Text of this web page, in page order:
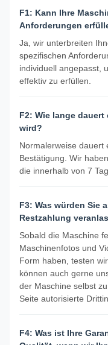
F1: Kann Ihre
Anforderungen
Ja, wir unterbreiten
spezifischen
individuell angepasst,
effektiv zu erfüllen.
F2: Wie lange
wird?
Normalerweise dauert
Bestätigung. Wir
die innerhalb von 7
F3: Was würden Sie
Restzahlung
Sobald die Maschine
Maschinenfotos und
Form haben, testen
können auch gerne
der Maschine selbst
Seite autorisierte
F4: Was ist Ihre